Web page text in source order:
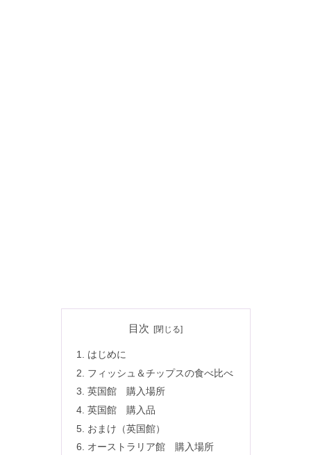
目次
はじめに
フィッシュ＆チップスの食べ比べ
英国館 購入場所
英国館 購入品
おまけ（英国館）
オーストラリア館 購入場所